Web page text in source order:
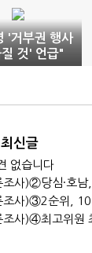
'거부권 행사
것' 언급"
령실 "사실
신글
없습니다
조사)②당심·호